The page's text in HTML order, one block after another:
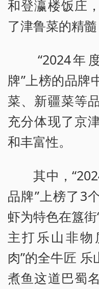
和登瀛楼饭庄
了津鲁菜的精髓
“2024年度
牌”上榜的品牌
菜、新疆菜等
充分体现了京
和丰富性。
其中，
品牌”上榜了3
虾为特色在簋
主打乐山非
肉”的全牛匠
煮鱼这道巴蜀